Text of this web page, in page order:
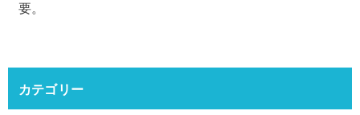
要。
カテゴリー